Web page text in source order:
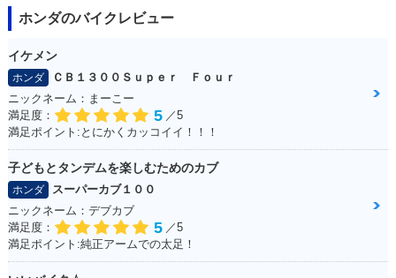
ホンダのバイクレビュー
イケメン
ホンダ
ＣＢ１３００Ｓｕｐｅｒ Ｆｏｕｒ
ニックネーム：まーこー
満足度：
5 ／5
満足ポイント:とにかくカッコイイ！！！
子どもとタンデムを楽しむためのカブ
ホンダ
スーパーカブ１００
ニックネーム：デブカブ
満足度：
5 ／5
満足ポイント:純正アームでの太足！